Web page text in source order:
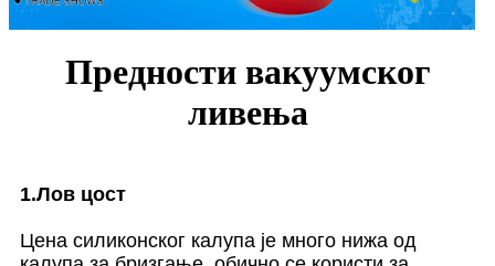
Предности вакуумског
ливења
1.Лов цост
Цена силиконског калупа је много нижа од